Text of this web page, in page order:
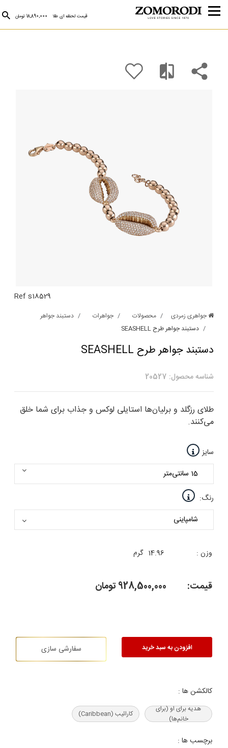
قیمت لحظه ای طلا 18,890,000 تومان
Ref s18529
جواهری زمردی محصولات جواهرات
دستبند جواهر
دستبند جواهر طرح SEASHELL
دستبند جواهر طرح SEASHELL
شناسه محصول: 20527
طلای رزگلد و برلیان‌ها استایلی لوکس و جذاب برای شما خلق
می‌کنند.
سایز
رنگ:
وزن : 14.96 گرم
قیمت: 928,500,000تومان
افزودن به سبد خرید سفارشی سازی
کالکشن ها :
هدیه‌ برای او (برای
خانم‌ها)
کارائیب (Caribbean)
برچسب ها :